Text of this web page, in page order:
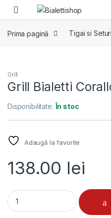
Skip to navigation
Skip to content
Prima pagină Tigai si Seturi
Grill
Grill Bialetti
Disponibilitate:În stoc
Adaugă la favorite
138.00 lei
Grill Bialetti Corallo 28x28 cm